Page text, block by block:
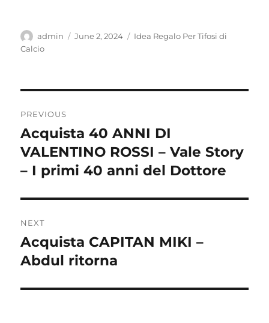
Author
admin
Posted
June 2, 2024 Categories
Idea Regalo Per Tifosi di
Calcio
navigation
PREVIOUS
Previous
post:
Acquista 40 ANNI DI
VALENTINO ROSSI – Vale Story
– I primi 40 anni del Dottore
NEXT
Next
post:
Acquista CAPITAN MIKI –
Abdul ritorna